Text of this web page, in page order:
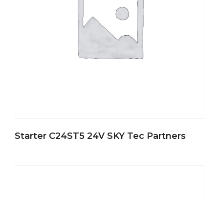
Starter C24ST5 24V SKY Tec Partners